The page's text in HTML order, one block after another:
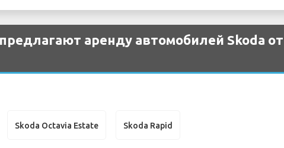
аренду автомобилей Skoda от
Skoda Octavia Estate Skoda Rapid